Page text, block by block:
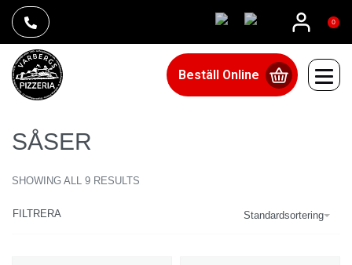
0
Beställ Online
SÅSER
SHOWING ALL 9 RESULTS
Standardsortering
FILTRERA